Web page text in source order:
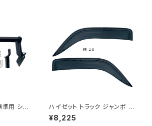
用 シャ
バー ボ
ント トレ
ハイゼット トラック ジャンボ S5
00P S510P S500 S510 系 ワ
イド ドアバイザー止め具付ピク
¥8,225